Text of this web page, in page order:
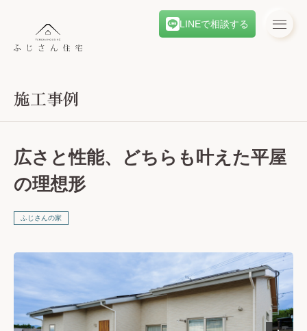
施工事例
広さと性能、どちらも叶えた平屋
の理想形
ふじさんの家
LINEで相談する